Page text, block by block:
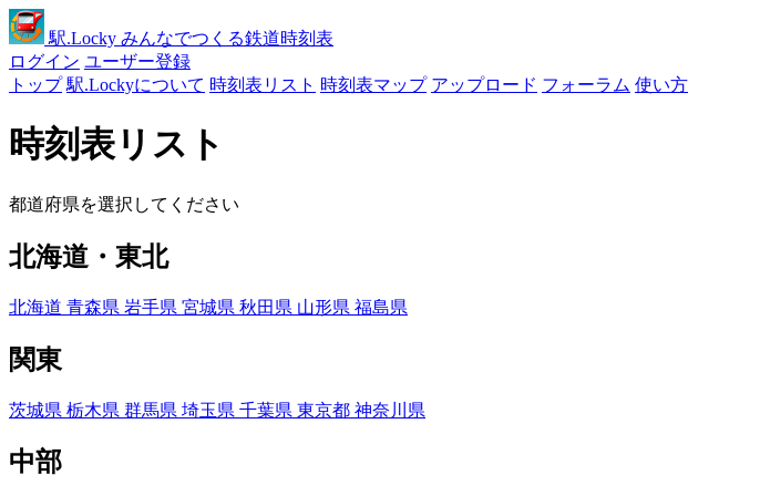
駅.Locky みんなでつくる鉄道時刻表
ログイン ユーザー登録
トップ 駅.Lockyについて 時刻表リスト 時刻表マップ アップロード フォーラム 使い方
時刻表リスト
都道府県を選択してください
北海道・東北
北海道 青森県 岩手県 宮城県 秋田県 山形県 福島県
関東
茨城県 栃木県 群馬県 埼玉県 千葉県 東京都 神奈川県
中部